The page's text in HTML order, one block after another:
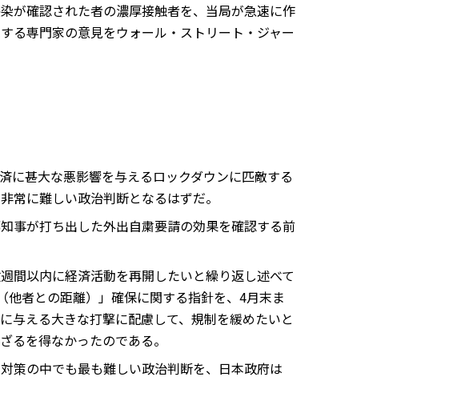
が確認された者の濃厚接触者を、当局が急速に作
る専門家の意見をウォール・ストリート・ジャー
に甚大な悪影響を与えるロックダウンに匹敵する
に難しい政治判断となるはずだ。
事が打ち出した外出自粛要請の効果を確認する前
間以内に経済活動を再開したいと繰り返し述べて
者との距離）」確保に関する指針を、4月末ま
与える大きな打撃に配慮して、規制を緩めたいと
るを得なかったのである。
策の中でも最も難しい政治判断を、日本政府は